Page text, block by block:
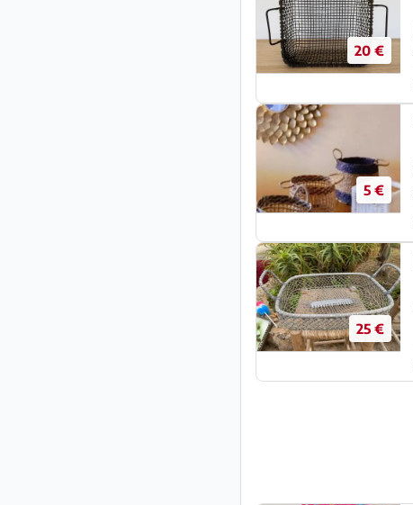
20 €
5 €
25 €